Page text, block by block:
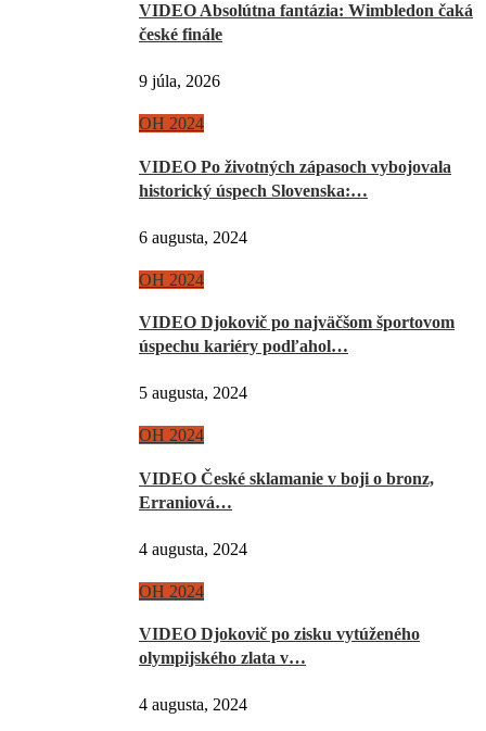
VIDEO Absolútna fantázia: Wimbledon čaká
české finále
9 júla, 2026
OH 2024
VIDEO Po životných zápasoch vybojovala
historický úspech Slovenska:…
6 augusta, 2024
OH 2024
VIDEO Djokovič po najväčšom športovom
úspechu kariéry podľahol…
5 augusta, 2024
OH 2024
VIDEO České sklamanie v boji o bronz,
Erraniová…
4 augusta, 2024
OH 2024
VIDEO Djokovič po zisku vytúženého
olympijského zlata v…
4 augusta, 2024